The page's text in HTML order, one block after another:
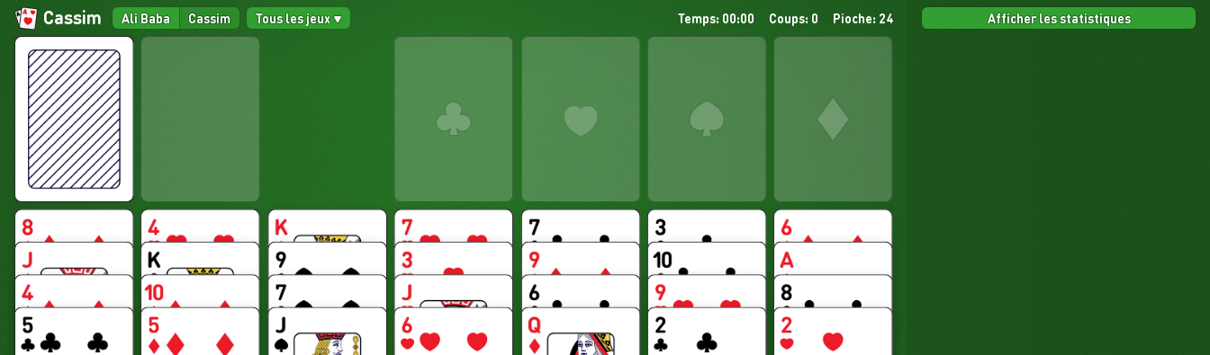
Cassim Ali Baba Cassim Tous les jeux Temps: 00:00 Coups: 0 Pioche: 24 Afficher les statistiques